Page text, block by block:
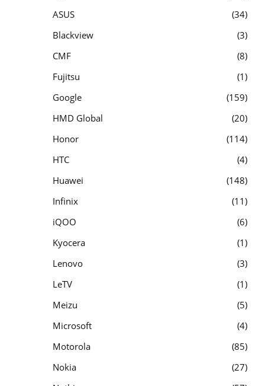
ASUS
34
Blackview
3
CMF
8
Fujitsu
1
Google
159
HMD Global
20
Honor
114
HTC
4
Huawei
148
Infinix
11
iQOO
6
Kyocera
1
Lenovo
3
LeTV
1
Meizu
5
Microsoft
4
Motorola
85
Nokia
27